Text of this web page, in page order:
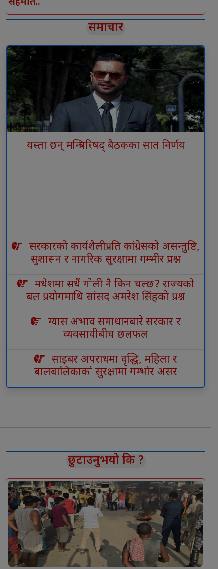
सहमति..
समाचार
यस्ता छन् मन्त्रिपरिषद् बैठकका सात निर्णय
सरकारको कार्यशैलीप्रति कांग्रेसको असन्तुष्टि,
सुशासन र नागरिक सुरक्षामा गम्भीर प्रश्न
मधेशमा सधैं गोली नै किन चल्छ? राज्यको
बल प्रयोगमाथि सांसद अमरेश सिंहको प्रश्न
ग्यास अभाव समाधानबारे सरकार र
व्यवसायीबीच छलफल
साइबर अपराधमा वृद्धि, महिला र
बालबालिकाको सुरक्षामा गम्भीर असर
छुटाउनुभयो कि ?